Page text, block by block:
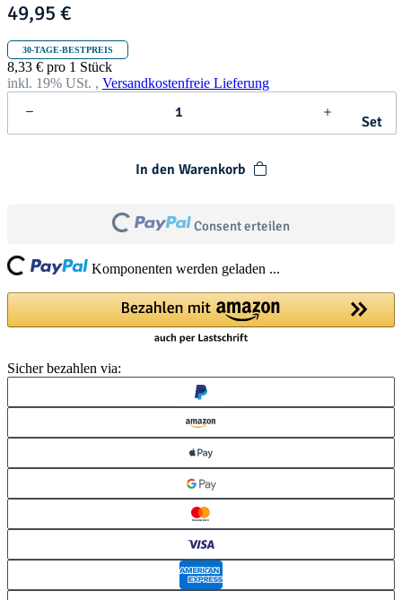
49,95 €
30-TAGE-BESTPREIS
8,33 € pro 1 Stück
inkl. 19% USt. , Versandkostenfreie Lieferung
Set
In den Warenkorb
Loading... Consent erteilen
Loading... Komponenten werden geladen ...
Sicher bezahlen via: